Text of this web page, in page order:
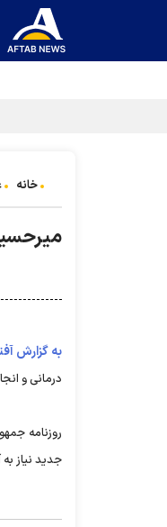
خانه
به گزارش
درمانی و
روزنامه
جدید نیاز